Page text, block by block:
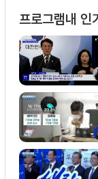
프로그램내 인